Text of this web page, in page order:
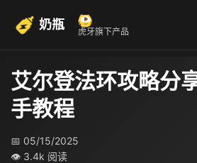
奶瓶 虎牙旗下产品
艾尔登法环攻略分
手教程
📅 05/15/2025
👁 3.4k 阅读